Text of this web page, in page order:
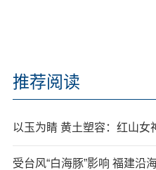
推荐阅读
以玉为睛 黄土塑容：红山女
受台风“白海豚”影响 福建沿